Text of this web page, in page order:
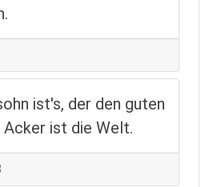
ist's, der den guten
Acker ist die Welt.